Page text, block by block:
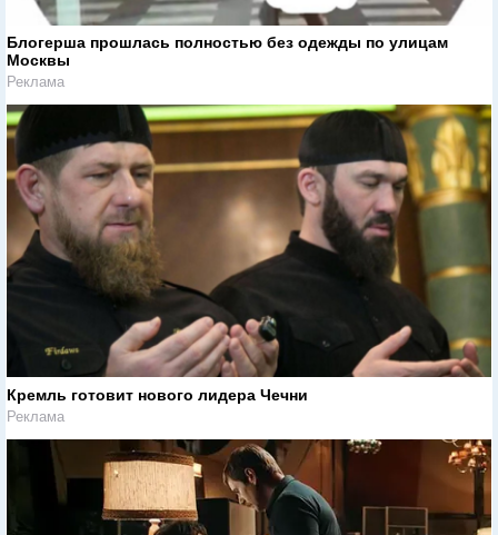
Блогерша прошлась полностью без одежды по улицам
Москвы
Реклама
Кремль готовит нового лидера Чечни
Реклама